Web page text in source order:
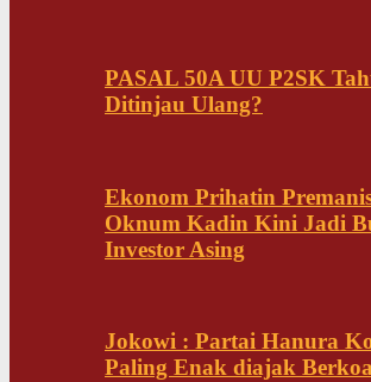
PASAL 50A UU P2SK
Ditinjau Ulang?
Ekonom Prihatin
Oknum Kadin Kini Jadi
Investor Asing
Jokowi : Partai Hanura
Paling Enak diajak